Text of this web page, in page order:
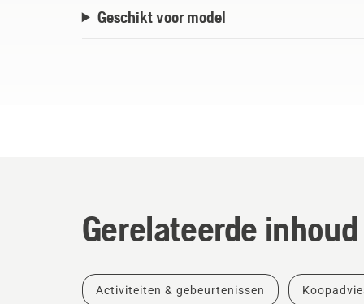
Geschikt voor model
Gerelateerde inhoud
Activiteiten & gebeurtenissen